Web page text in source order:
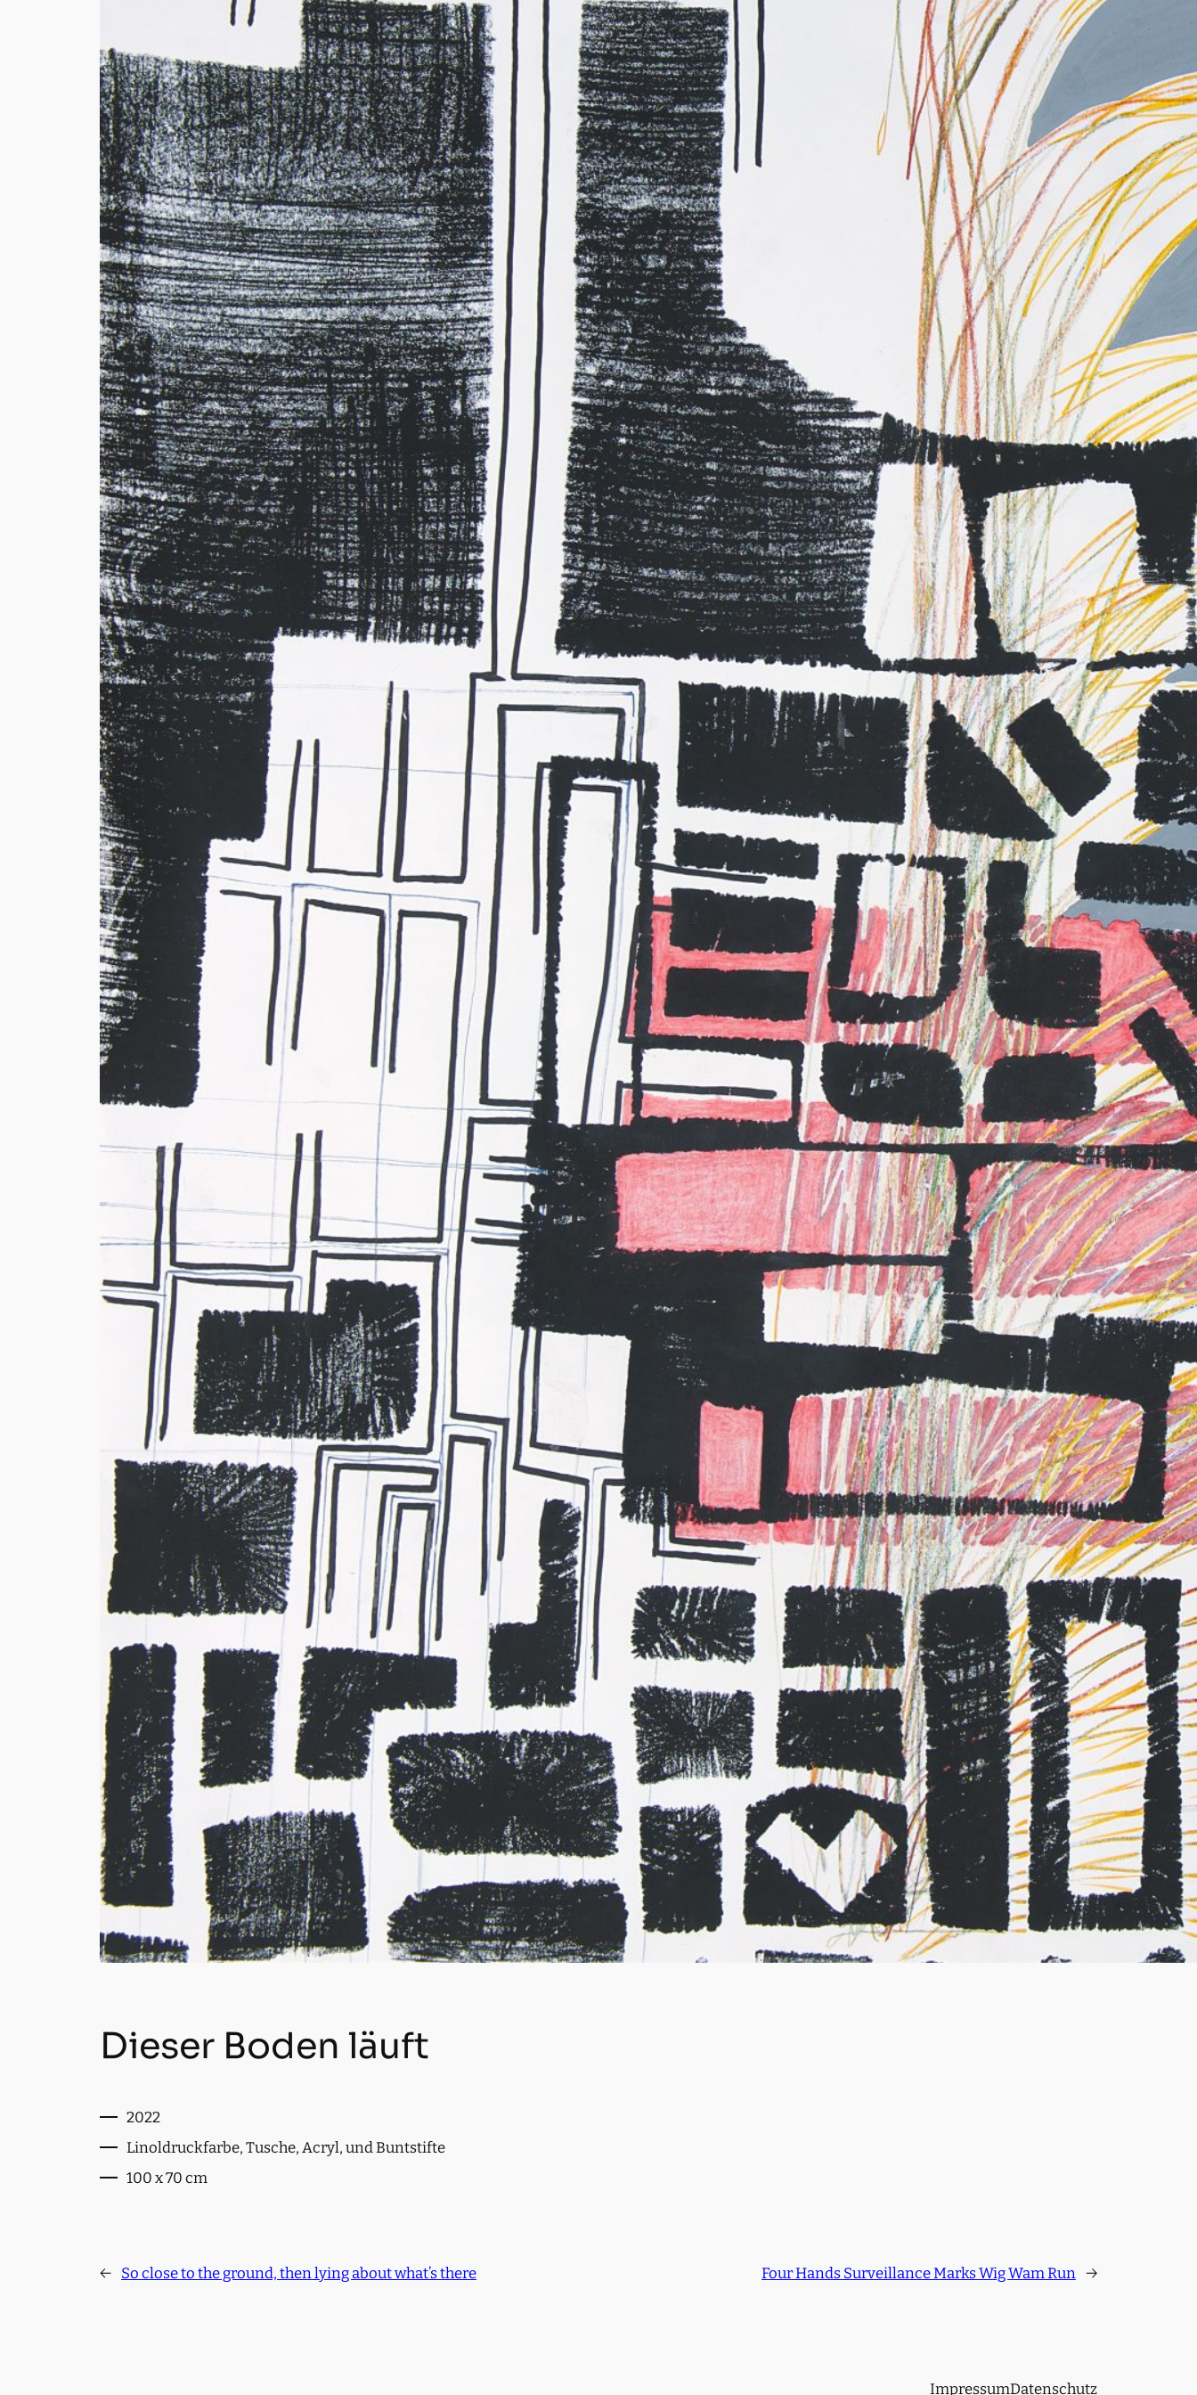
Dieser Boden läuft
2022
Linoldruckfarbe, Tusche, Acryl, und Buntstifte
100 x 70 cm
← So close to the ground, then lying about what’s there Four Hands Surveillance Marks Wig Wam Run →
ImpressumDatenschutz